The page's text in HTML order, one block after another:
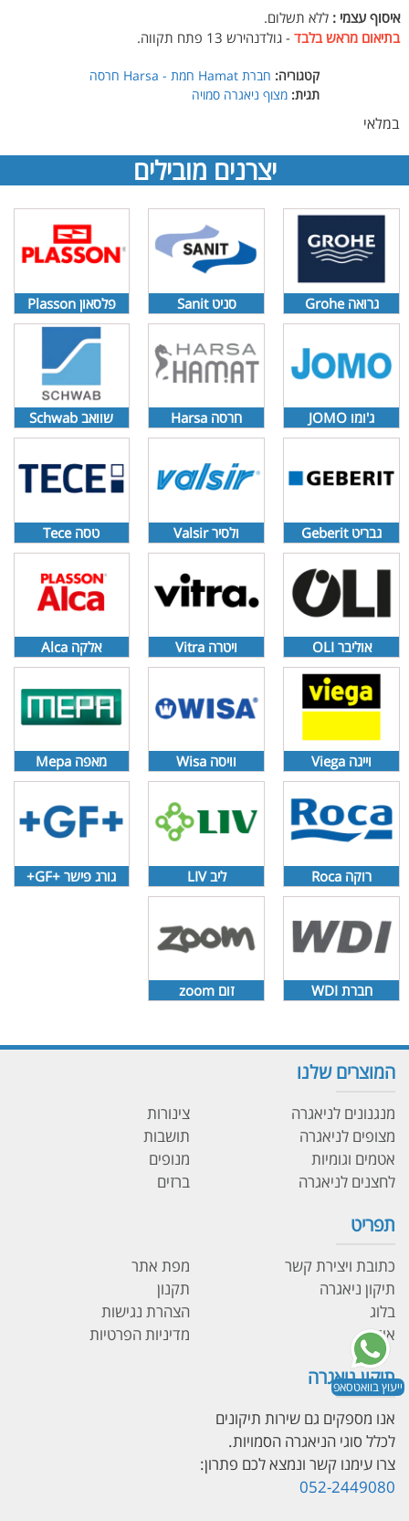
במלאי
איסוף עצמי : ללא תשלום.
בתיאום מראש בלבד - גולדנהירש 13 פתח תקווה.
קטגוריה: חברת Hamat חמת - Harsa חרסה
תגית: מצוף ניאגרה סמויה
יצרנים מובילים
גרואה Grohe
ג'ומו JOMO
גבריט Geberit
אוליבר OLI
וייגה Viega
רוקה Roca
חברת WDI
סניט Sanit
חרסה Harsa
ולסיר Valsir
ויטרה Vitra
וויסה Wisa
ליב LIV
זום zoom
פלסאון Plasson
שוואב Schwab
טסה Tece
אלקה Alca
מאפה Mepa
גורג פישר +GF+
המוצרים שלנו
מנגנונים לניאגרה
מצופים לניאגרה
אטמים וגומיות
לחצנים לניאגרה
צינורות
תושבות
מנופים
ברזים
תפריט
כתובת ויצירת קשר
תיקון ניאגרה
בלוג
אודות
מפת אתר
תקנון
הצהרת נגישות
מדיניות הפרטיות
תיקון ניאגרה
אנו מספקים גם שירות תיקונים
לכלל סוגי הניאגרה הסמויות.
צרו עימנו קשר ונמצא לכם פתרון:
052-2449080
ייעוץ בוואטסאפ